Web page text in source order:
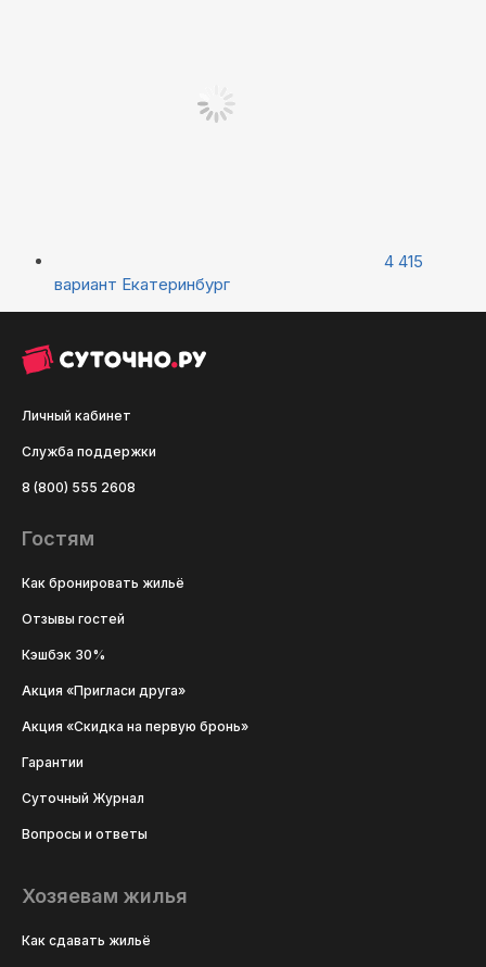
4 415
вариант Екатеринбург
Личный кабинет
Служба поддержки
8 (800) 555 2608
Гостям
Как бронировать жильё
Отзывы гостей
Кэшбэк 30%
Акция «Пригласи друга»
Акция «Скидка на первую бронь»
Гарантии
Суточный Журнал
Вопросы и ответы
Хозяевам жилья
Как сдавать жильё